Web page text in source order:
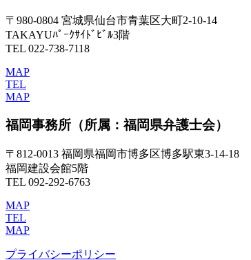
〒980-0804 宮城県仙台市青葉区大町2-10-14
TAKAYUﾊﾟｰｸｻｲﾄﾞﾋﾞﾙ3階
TEL 022-738-7118
MAP
TEL
MAP
福岡事務所 （所属：福岡県弁護士会）
〒812-0013 福岡県福岡市博多区博多駅東3-14-18
福岡建設会館5階
TEL 092-292-6763
MAP
TEL
MAP
プライバシーポリシー